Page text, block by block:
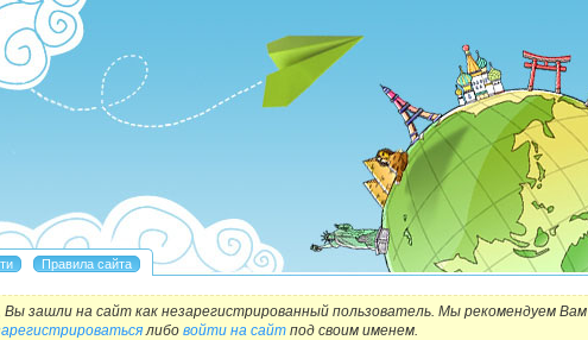
зашли на сайт как незарегистрированный пользователь. Мы рекомендуем Вам
либо войти на сайт под своим именем.